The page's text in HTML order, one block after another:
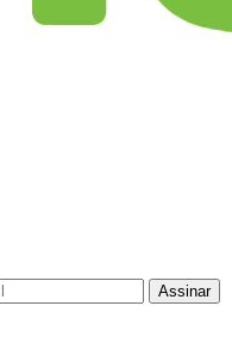
Assinar